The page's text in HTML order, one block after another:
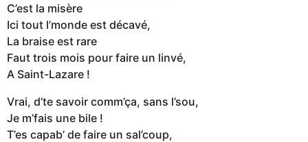
C’est la misère
Ici tout l’monde est décavé,
La braise est rare
Faut trois mois pour faire un linvé,
A Saint-Lazare !
Vrai, d’te savoir comm’ça, sans l’sou,
Je m’fais une bile !
T’es capab’ de faire un sal’coup,